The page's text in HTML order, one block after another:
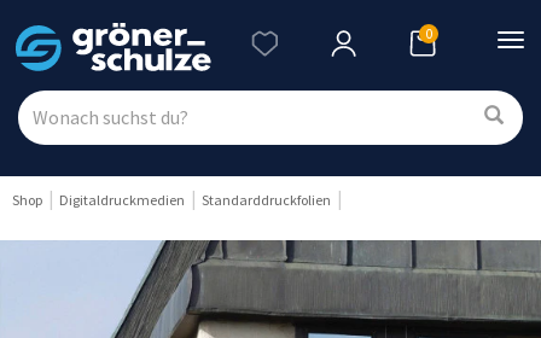
0
Shop Digitaldruckmedien Standarddruckfolien